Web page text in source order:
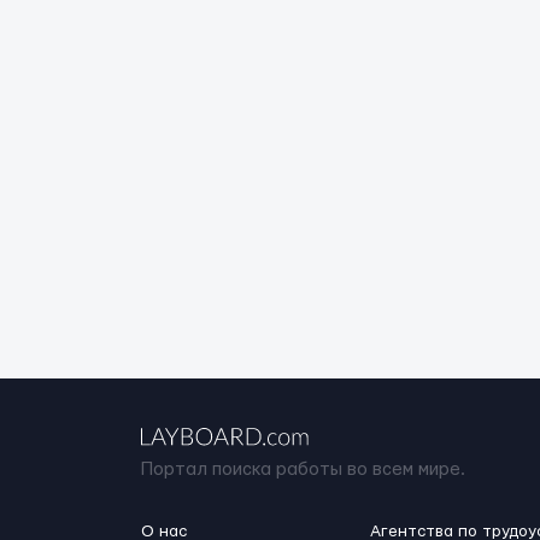
Портал поиска работы во всем мире.
О нас Агентства по